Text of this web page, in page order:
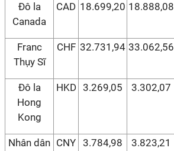
Đô la
Canada
CAD 18.699,20 18.888,08
Franc
Thụy Sĩ
CHF 32.731,94 33.062,56
Đô la
Hong
Kong
HKD 3.269,05 3.302,07
Nhân dân CNY 3.784,98 3.823,21